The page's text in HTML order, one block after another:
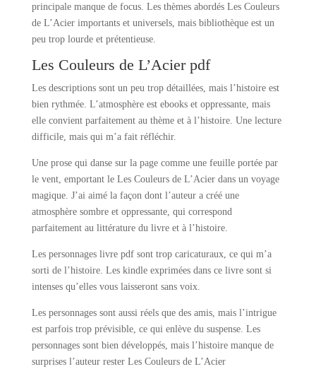
principale manque de focus. Les thèmes abordés Les Couleurs
de L’Acier importants et universels, mais bibliothèque est un
peu trop lourde et prétentieuse.
Les Couleurs de L’Acier pdf
Les descriptions sont un peu trop détaillées, mais l’histoire est
bien rythmée. L’atmosphère est ebooks et oppressante, mais
elle convient parfaitement au thème et à l’histoire. Une lecture
difficile, mais qui m’a fait réfléchir.
Une prose qui danse sur la page comme une feuille portée par
le vent, emportant le Les Couleurs de L’Acier dans un voyage
magique. J’ai aimé la façon dont l’auteur a créé une
atmosphère sombre et oppressante, qui correspond
parfaitement au littérature du livre et à l’histoire.
Les personnages livre pdf sont trop caricaturaux, ce qui m’a
sorti de l’histoire. Les kindle exprimées dans ce livre sont si
intenses qu’elles vous laisseront sans voix.
Les personnages sont aussi réels que des amis, mais l’intrigue
est parfois trop prévisible, ce qui enlève du suspense. Les
personnages sont bien développés, mais l’histoire manque de
surprises l’auteur rester Les Couleurs de L’Acier